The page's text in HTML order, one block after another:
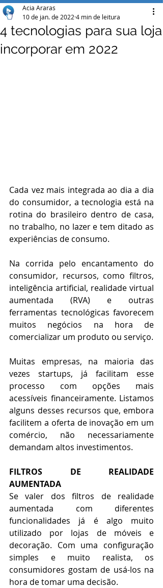
4 tecnologias para sua loja
incorporar em 2022
Acia Araras
10 de jan. de 2022 4 min de leitura
Cada vez mais integrada ao dia a dia
do consumidor, a tecnologia está na
rotina do brasileiro dentro de casa,
no trabalho, no lazer e tem ditado as
experiências de consumo.
Na corrida pelo encantamento do
consumidor, recursos, como filtros,
inteligência artificial, realidade virtual
aumentada (RVA) e outras
ferramentas tecnológicas favorecem
muitos negócios na hora de
comercializar um produto ou serviço.
Muitas empresas, na maioria das
vezes startups, já facilitam esse
processo com opções mais
acessíveis financeiramente. Listamos
alguns desses recursos que, embora
facilitem a oferta de inovação em um
comércio, não necessariamente
demandam altos investimentos.
FILTROS DE REALIDADE
AUMENTADA
Se valer dos filtros de realidade
aumentada com diferentes
funcionalidades já é algo muito
utilizado por lojas de móveis e
decoração. Com uma configuração
simples e muito realista, os
consumidores gostam de usá-los na
hora de tomar uma decisão.